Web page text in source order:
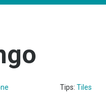
Tips: Tiles